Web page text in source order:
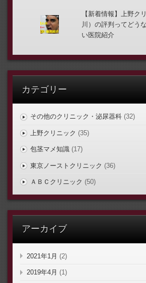
【新着情報】上野ク
川）の評判ってどう
い医院紹介
カテゴリー
その他のクリニック・泌尿器科(32)
上野クリニック (35)
包茎マメ知識(17)
東京ノーストクリニック (36)
ＡＢＣクリニック (50)
アーカイブ
2021年1月 (2)
2019年4月 (1)